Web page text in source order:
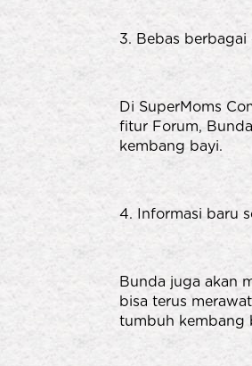
3. Bebas
Di SuperMoms
fitur Forum,
kembang bayi.
4. Informasi baru
Bunda juga akan
bisa terus
tumbuh kembang